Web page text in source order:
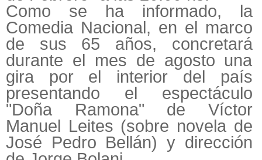
Como se ha informado, la
Comedia Nacional, en el marco
de sus 65 años, concretará
durante el mes de agosto una
gira por el interior del país
presentando el espectáculo
"Doña Ramona" de Víctor
Manuel Leites (sobre novela de
José Pedro Bellán) y dirección